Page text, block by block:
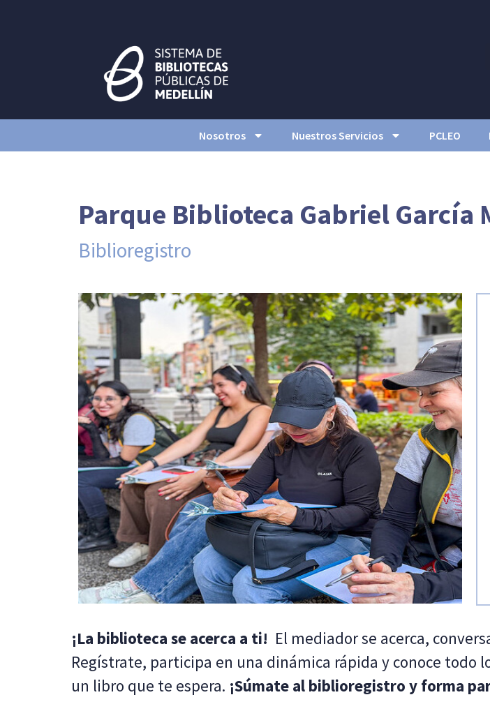
Nosotros Nuestros Servicios PCLEO
Parque Biblioteca Gabriel García
Biblioregistro
¡La biblioteca se acerca a ti! El mediador se acerca,
Regístrate, participa en una dinámica rápida y conoce
un libro que te espera. ¡Súmate al biblioregistro y forma